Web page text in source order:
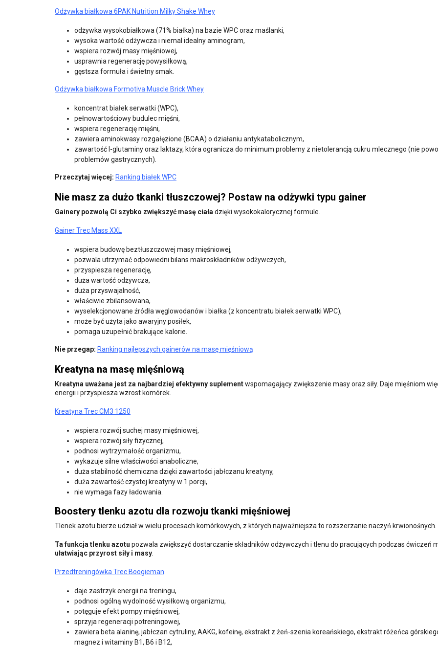
Odżywka białkowa 6PAK Nutrition Milky Shake Whey
odżywka wysokobiałkowa (71% białka) na bazie WPC oraz maślanki,
wysoka wartość odżywcza i niemal idealny aminogram,
wspiera rozwój masy mięśniowej,
usprawnia regenerację powysiłkową,
gęstsza formuła i świetny smak.
Odżywka białkowa Formotiva Muscle Brick Whey
koncentrat białek serwatki (WPC),
pełnowartościowy budulec mięśni,
wspiera regenerację mięśni,
zawiera aminokwasy rozgałęzione (BCAA) o działaniu antykatabolicznym,
zawartość l-glutaminy oraz laktazy, która ogranicza do minimum problemy z nietolerancją cukru mlecznego (nie
problemów gastrycznych).
Przeczytaj więcej: Ranking białek WPC
Nie masz za dużo tkanki tłuszczowej? Postaw na odżywki typu gainer
Gainery pozwolą Ci szybko zwiększyć masę ciała dzięki wysokokalorycznej formule.
Gainer Trec Mass XXL
wspiera budowę beztłuszczowej masy mięśniowej,
pozwala utrzymać odpowiedni bilans makroskładników odżywczych,
przyspiesza regenerację,
duża wartość odżywcza,
duża przyswajalność,
właściwie zbilansowana,
wyselekcjonowane źródła węglowodanów i białka (z koncentratu białek serwatki WPC),
może być użyta jako awaryjny posiłek,
pomaga uzupełnić brakujące kalorie.
Nie przegap: Ranking najlepszych gainerów na masę mięśniową
Kreatyna na masę mięśniową
Kreatyna uważana jest za najbardziej efektywny suplementwspomagający zwiększenie masy oraz siły. Daje mięśniom
energii i przyspiesza wzrost komórek.
Kreatyna Trec CM3 1250
wspiera rozwój suchej masy mięśniowej,
wspiera rozwój siły fizycznej,
podnosi wytrzymałość organizmu,
wykazuje silne właściwości anaboliczne,
duża stabilność chemiczna dzięki zawartości jabłczanu kreatyny,
duża zawartość czystej kreatyny w 1 porcji,
nie wymaga fazy ładowania.
Boostery tlenku azotu dla rozwoju tkanki mięśniowej
Tlenek azotu bierze udział w wielu procesach komórkowych, z których najważniejsza to rozszerzanie naczyń krwionośnych.
Ta funkcja tlenku azotu pozwala zwiększyć dostarczanie składników odżywczych i tlenu do pracujących podczas ćwiczeń
ułatwiając przyrost siły i masy
Przedtreningówka Trec Boogieman
daje zastrzyk energii na treningu,
podnosi ogólną wydolność wysiłkową organizmu,
potęguje efekt pompy mięśniowej,
sprzyja regeneracji potreningowej,
zawiera beta alaninę, jabłczan cytruliny, AAKG, kofeinę, ekstrakt z żeń-szenia koreańskiego, ekstrakt różeńca
magnez i witaminy B1, B6 i B12,